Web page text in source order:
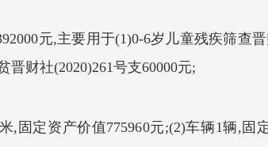
元,主要用于(1)0-6岁儿童残疾筛查
晋财社(2020)261号支60000元;
,固定资产价值775960元;(2)车辆1辆,固